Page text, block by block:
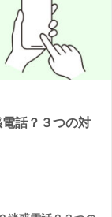
話？３つの対